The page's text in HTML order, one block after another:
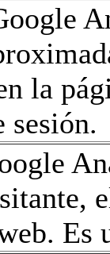
la
sesión.
Es